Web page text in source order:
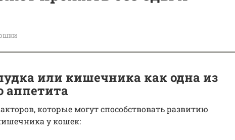
или кишечника как одна из
аппетита
которые могут способствовать развитию
у кошек: